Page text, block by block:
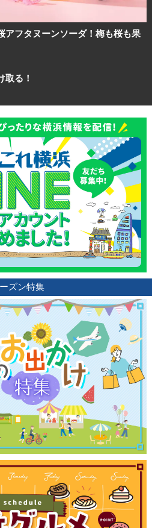
アフタヌーンソーダ！梅も桜も果
取る！
ズン特集